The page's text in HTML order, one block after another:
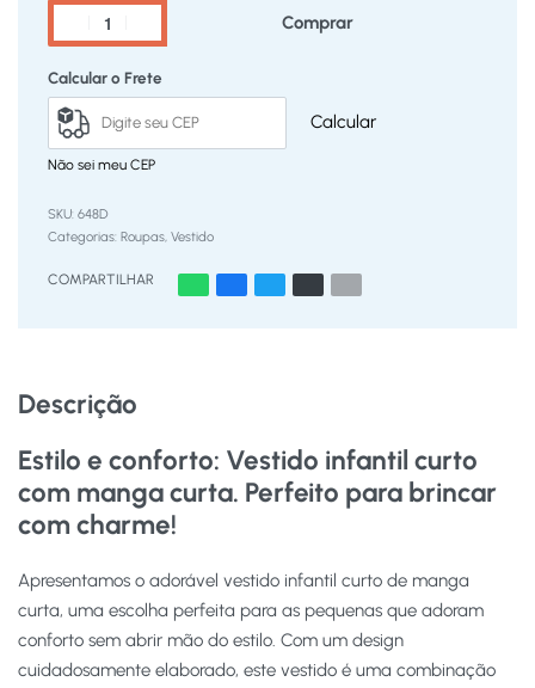
Comprar
Calcular o Frete
Calcular
Não sei meu CEP
648D
Categorias: Roupas, Vestido
COMPARTILHAR
Descrição
Estilo e conforto: Vestido infantil curto
com manga curta. Perfeito para brincar
com charme!
Apresentamos o adorável vestido infantil curto de manga
curta, uma escolha perfeita para as pequenas que adoram
conforto sem abrir mão do estilo. Com um design
cuidadosamente elaborado, este vestido é uma combinação